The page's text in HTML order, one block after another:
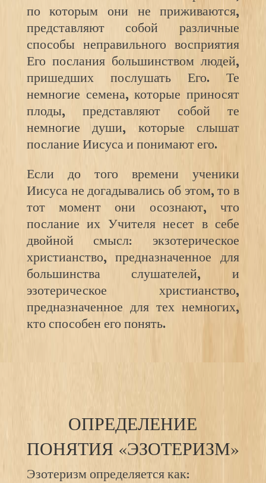
по которым они не приживаются,
представляют собой различные
способы неправильного восприятия
Его послания большинством людей,
пришедших послушать Его. Те
немногие семена, которые приносят
плоды, представляют собой те
немногие души, которые слышат
послание Иисуса и понимают его.
Если до того времени ученики
Иисуса не догадывались об этом, то в
тот момент они осознают, что
послание их Учителя несет в себе
двойной смысл: экзотерическое
христианство, предназначенное для
большинства слушателей, и
эзотерическое христианство,
предназначенное для тех немногих,
кто способен его понять.
ОПРЕДЕЛЕНИЕ
ПОНЯТИЯ «ЭЗОТЕРИЗМ»
Эзотеризм определяется как: